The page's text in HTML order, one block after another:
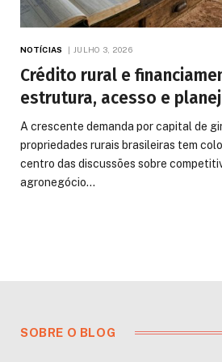
NOTÍCIAS JULHO 3, 2026
Crédito rural e
estrutura, acesso e
A crescente demanda por capital de
propriedades rurais brasileiras tem
centro das discussões sobre
agronegócio…
SOBRE O BLOG